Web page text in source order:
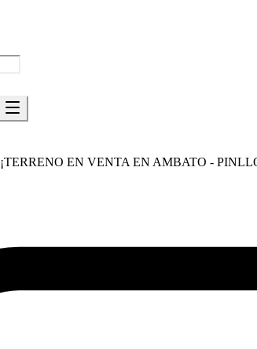
¡TERRENO EN VENTA EN AMBATO -